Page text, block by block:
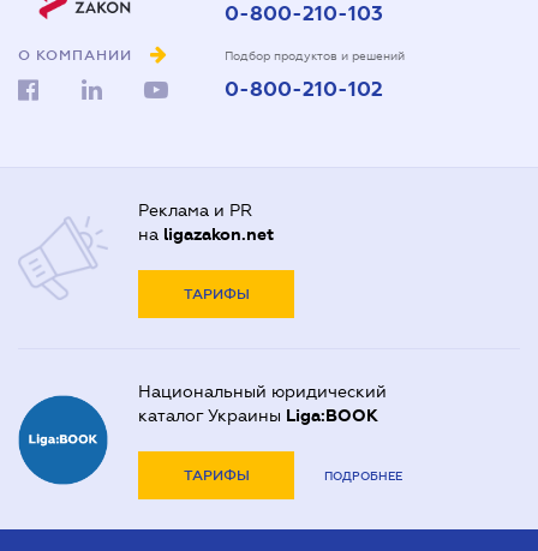
О КОМПАНИИ
0-800-210-103
Подбор продуктов и решений
0-800-210-102
Реклама и PR
на ligazakon.net
ТАРИФЫ
Национальный юридический
каталог Украины Liga:BOOK
ТАРИФЫ ПОДРОБНЕЕ